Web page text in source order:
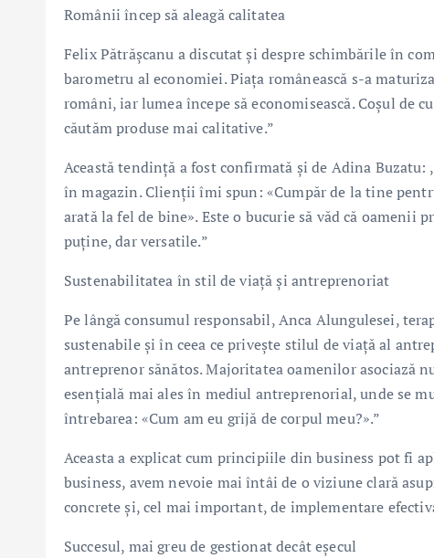
Românii încep să aleagă calitatea
Felix Pătrășcanu a discutat și despre schimbările în
barometru al economiei. Piața românească s-a
români, iar lumea începe să economisească. Coșul de
căutăm produse mai calitative.”
Această tendință a fost confirmată și de Adina
în magazin. Clienții îmi spun: «Cumpăr de la tine
arată la fel de bine». Este o bucurie să văd că oamenii
puține, dar versatile.”
Sustenabilitatea în stil de viață și antreprenoriat
Pe lângă consumul responsabil, Anca Alungulesei,
sustenabile și în ceea ce privește stilul de viață al
antreprenor sănătos. Majoritatea oamenilor asociază
esențială mai ales în mediul antreprenorial, unde se
întrebarea: «Cum am eu grijă de corpul meu?».”
Aceasta a explicat cum principiile din business pot fi
business, avem nevoie mai întâi de o viziune clară
concrete și, cel mai important, de implementare
Succesul, mai greu de gestionat decât eșecul